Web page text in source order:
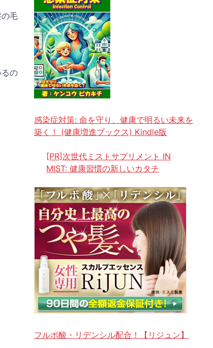
毛
の
感染症対策: 命を守り、健康で明るい未来を
築く！ (健康増進ブックス) Kindle版
[PR]次世代ミストサプリメント IN
MIST: 健康習慣の新しいカタチ
フルボ酸・リデンシル配合！【リジュン】